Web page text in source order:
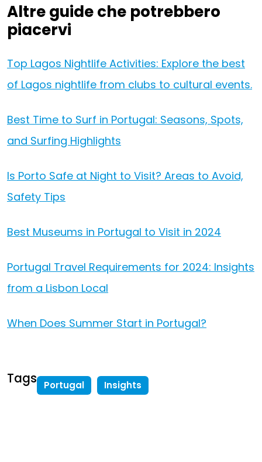
Altre guide che potrebbero
piacervi
Top Lagos Nightlife Activities: Explore the best
of Lagos nightlife from clubs to cultural events.
Best Time to Surf in Portugal: Seasons, Spots,
and Surfing Highlights
Is Porto Safe at Night to Visit? Areas to Avoid,
Safety Tips
Best Museums in Portugal to Visit in 2024
Portugal Travel Requirements for 2024: Insights
from a Lisbon Local
When Does Summer Start in Portugal?
Tags Portugal Insights